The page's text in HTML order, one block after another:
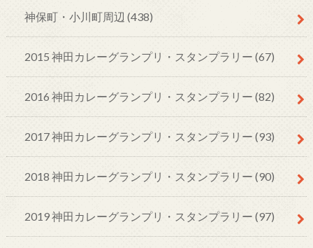
神保町・小川町周辺 (438)
2015 神田カレーグランプリ・スタンプラリー (67)
2016 神田カレーグランプリ・スタンプラリー (82)
2017 神田カレーグランプリ・スタンプラリー (93)
2018 神田カレーグランプリ・スタンプラリー (90)
2019 神田カレーグランプリ・スタンプラリー (97)